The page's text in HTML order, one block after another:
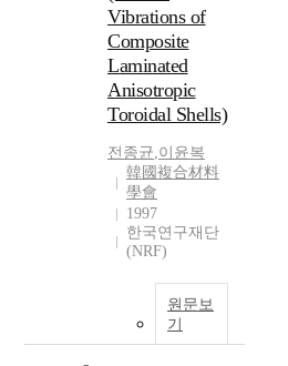
Vibrations of
Composite
Laminated
Anisotropic
Toroidal Shells)
전종균,이윤복
韓國複合材料
學會
1997
한국연구재단
(NRF)
원문보
기